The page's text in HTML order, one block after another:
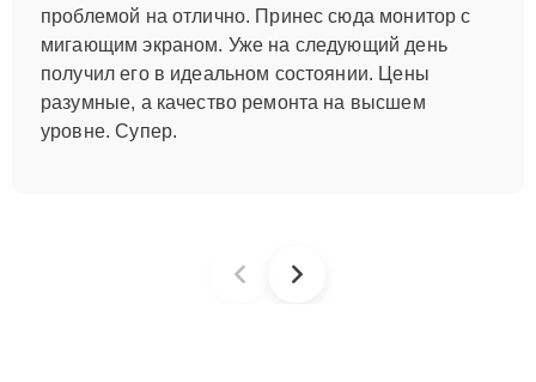
проблемой на отлично. Принес сюда монитор с
мигающим экраном. Уже на следующий день
получил его в идеальном состоянии. Цены
разумные, а качество ремонта на высшем
уровне. Супер.